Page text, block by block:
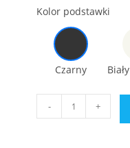
Kolor podstawki
Czarny Biały
Podstawka
- +